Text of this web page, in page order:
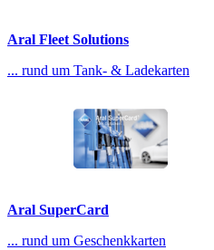
Aral Fleet Solutions
... rund um Tank- & Ladekarten
Aral SuperCard
... rund um Geschenkkarten